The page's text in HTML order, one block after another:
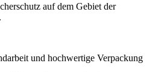
auf dem Gebiet der
und hochwertige Verpackung